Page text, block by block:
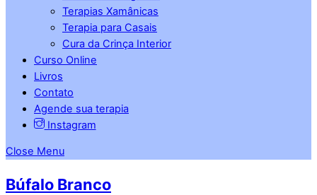
Terapias Xamânicas
Terapia para Casais
Cura da Crinça Interior
Curso Online
Livros
Contato
Agende sua terapia
Instagram
Close Menu
Búfalo Branco